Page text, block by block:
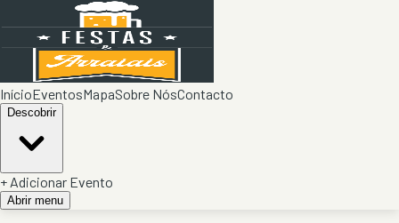
InícioEventosMapaSobre NósContacto
Descobrir
+ Adicionar Evento
Abrir menu